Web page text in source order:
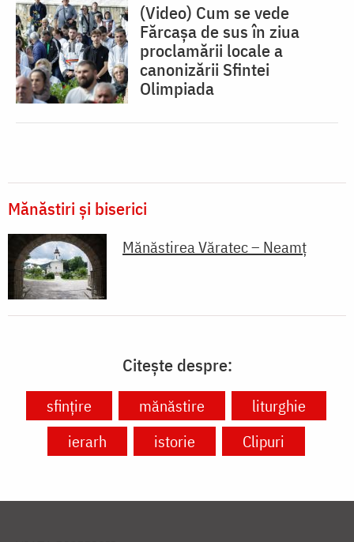
(Video) Cum se vede
Fărcașa de sus în ziua
proclamării locale a
canonizării Sfintei
Olimpiada
Mănăstiri și biserici
Mănăstirea Văratec – Neamț
Citește despre:
sfinţire mănăstire
liturghie
ierarh
istorie Clipuri